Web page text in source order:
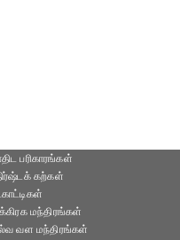
ப‌ரிகார‌ங்க‌ள்
கற்கள்
மந்திரங்கள்
வள மந்திரங்கள்